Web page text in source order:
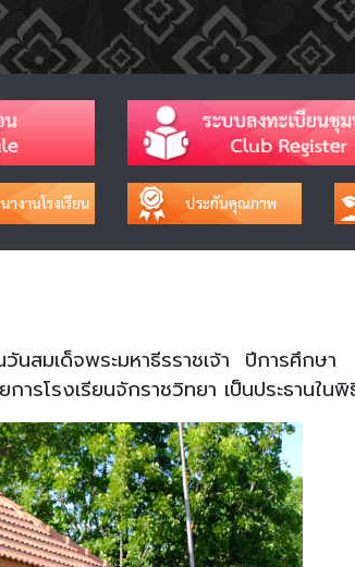
นสมเด็จพระมหาธีรราชเจ้า ปีการศึกษา
โรงเรียนจักราชวิทยา เป็นประธานในพิ